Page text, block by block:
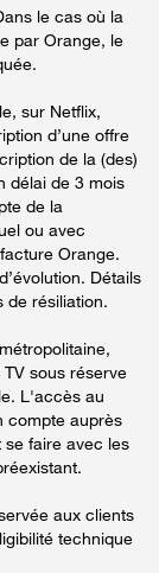
le cas où la
par Orange, le
sur Netflix,
d’une offre
de la (des)
délai de 3 mois
de la
ou avec
Orange.
Détails
de résiliation.
sous réserve
L'accès au
compte auprès
se faire avec les
aux clients
technique